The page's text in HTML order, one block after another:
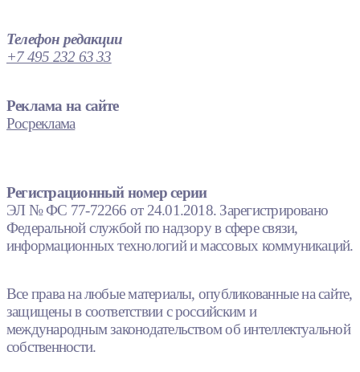
Телефон редакции
+7 495 232 63 33
Реклама на сайте
Росреклама
Регистрационный номер серии
ЭЛ № ФС 77-72266 от 24.01.2018. Зарегистрировано
Федеральной службой по надзору в сфере связи,
информационных технологий и массовых коммуникаций.
Все права на любые материалы, опубликованные на сайте,
защищены в соответствии с российским и
международным законодательством об интеллектуальной
собственности.